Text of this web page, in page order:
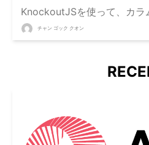
KnockoutJSを使って、カラ
チャン ゴック クオン